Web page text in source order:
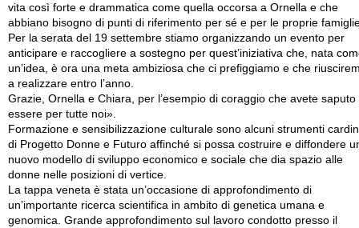
vita così forte e drammatica come quella occorsa a Ornella e che
abbiano bisogno di punti di riferimento per sé e per le proprie
Per la serata del 19 settembre stiamo organizzando un evento per
anticipare e raccogliere a sostegno per quest’iniziativa che, nata
un’idea, è ora una meta ambiziosa che ci prefiggiamo e che
a realizzare entro l’anno.
Grazie, Ornella e Chiara, per l’esempio di coraggio che avete saputo
essere per tutte noi».
Formazione e sensibilizzazione culturale sono alcuni strumenti
di Progetto Donne e Futuro affinché si possa costruire e diffondere
nuovo modello di sviluppo economico e sociale che dia spazio alle
donne nelle posizioni di vertice.
La tappa veneta è stata un’occasione di approfondimento di
un’importante ricerca scientifica in ambito di genetica umana e
genomica. Grande approfondimento sul lavoro condotto presso il